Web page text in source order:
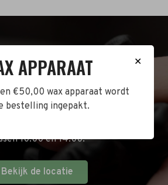
DE WINKEL!
Het adres is: Antoni van
10. Kom op een doordeweekse
10:00 en 14:00.
Bekijk de locatie
✕
APPARAAT
€50,00 wax apparaat wordt
bestelling ingepakt.